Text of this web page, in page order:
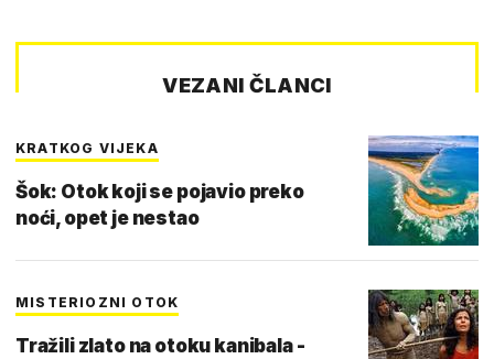
VEZANI ČLANCI
KRATKOG VIJEKA
Šok: Otok koji se pojavio preko
noći, opet je nestao
MISTERIOZNI OTOK
Tražili zlato na otoku kanibala -